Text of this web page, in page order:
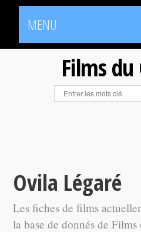
MENU
Films du
Ovila Légaré
Les fiches de films
la base de donnés de